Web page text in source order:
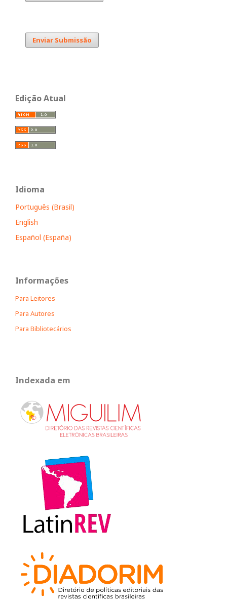
Enviar Submissão
Edição Atual
Idioma
Português (Brasil)
English
Español (España)
Informações
Para Leitores
Para Autores
Para Bibliotecários
Indexada em